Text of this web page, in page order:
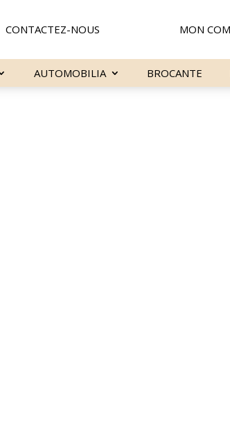
CONTACTEZ-NOUS MON
AUTOMOBILIA BROCANTE